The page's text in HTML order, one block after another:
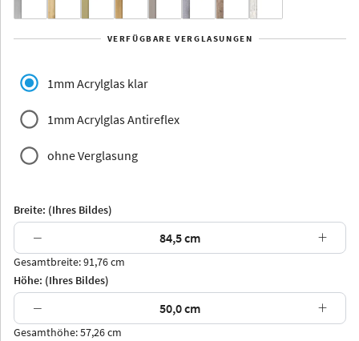
Yukon Alaska
Jersey Dauphine
Arran Luzern
VERFÜGBARE VERGLASUNGEN
1mm Acrylglas klar
1mm Acrylglas Antireflex
ohne Verglasung
Breite: (Ihres Bildes)
− +
Gesamtbreite: 91,76 cm
Höhe: (Ihres Bildes)
− +
Gesamthöhe: 57,26 cm